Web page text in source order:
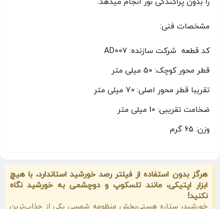
مشخصات فنی:
کد قطعه شرکت سازنده: AD007
قطر محور کوچک: 50 میلی متر
تقریبا قطر محور اصلی: 70 میلی متر
ضخامت تقریبی: 10 میلی متر
وزن: 65 ​​گرم
هرگز بدون استفاده از فیلتر رصد خورشید استاندارد، با هیچ
ابزار اپتیکی، مانند تلسکوپ و دوچشمی به خورشید نگاه
نکنید!